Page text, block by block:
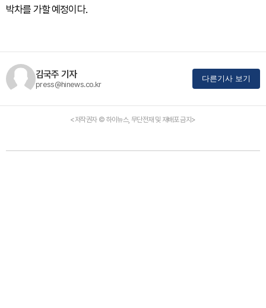
박차를 가할 예정이다.
김국주 기자
press@hinews.co.kr
다른기사 보기
<저작권자 © 하이뉴스, 무단전재 및 재배포 금지>